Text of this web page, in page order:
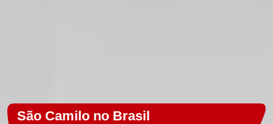
São Camilo no Brasil